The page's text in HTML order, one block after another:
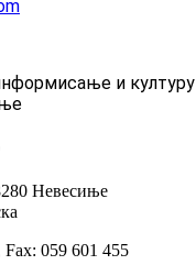
и културу
Невесиње
059 601 455